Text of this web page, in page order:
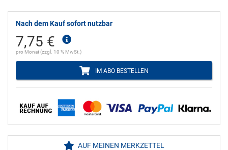
Nach dem Kauf sofort nutzbar
7,75 €
pro Monat (zzgl. 10 % MwSt.)
IM ABO BESTELLEN
AUF MEINEN MERKZETTEL